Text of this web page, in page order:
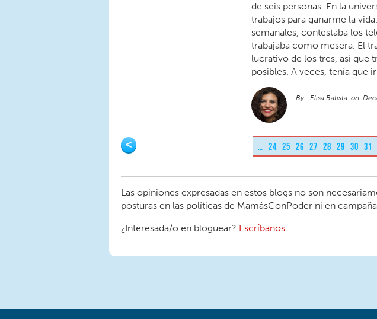
de seis personas. En la
trabajos para ganarme la
semanales, contestaba los
trabajaba como mesera. El
lucrativo de los tres, así que
posibles. A veces, tenía que
Elisa Batista
Pages
< … 24 25 26 27 28 29 30 31
Las opiniones expresadas en estos blogs no son
posturas en las políticas de MamásConPoder ni en
¿Interesada/o en bloguear? Escríbanos